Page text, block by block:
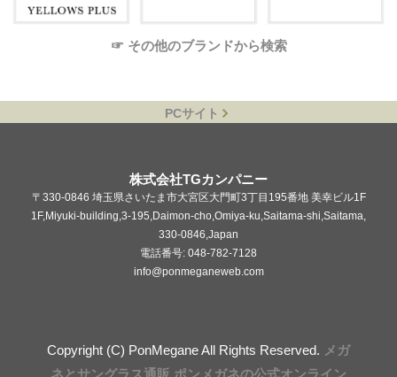
☞ その他のブランドから検索
PCサイト
株式会社TGカンパニー
〒330-0846 埼玉県さいたま市大宮区大門町3丁目195番地 美幸ビル1F
1F,Miyuki-building,3-195,Daimon-cho,Omiya-ku,Saitama-shi,Saitama,
330-0846,Japan
電話番号: 048-782-7128
info@ponmeganeweb.com
Copyright (C) PonMegane All Rights Reserved. メガ